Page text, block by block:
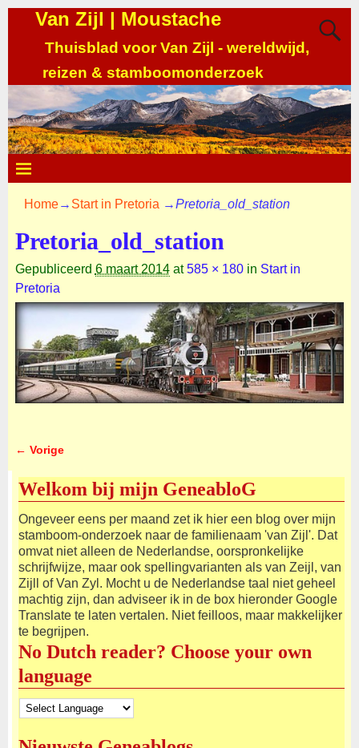
Van Zijl | Moustache
Thuisblad voor Van Zijl - wereldwijd,
reizen & stamboomonderzoek
Home→ Start in Pretoria →Pretoria_old_station
Pretoria_old_station
Gepubliceerd 6 maart 2014at585 × 180in Start in
Pretoria
← Vorige
Welkom bij mijn GeneabloG
Ongeveer eens per maand zet ik hier een blog over mijn
stamboom-onderzoek naar de familienaam 'van Zijl'. Dat
omvat niet alleen de Nederlandse, oorspronkelijke
schrijfwijze, maar ook spellingvarianten als van Zeijl, van
Zijll of Van Zyl. Mocht u de Nederlandse taal niet geheel
machtig zijn, dan adviseer ik in de box hieronder Google
Translate te laten vertalen. Niet feilloos, maar makkelijker
te begrijpen.
No Dutch reader? Choose your own
language